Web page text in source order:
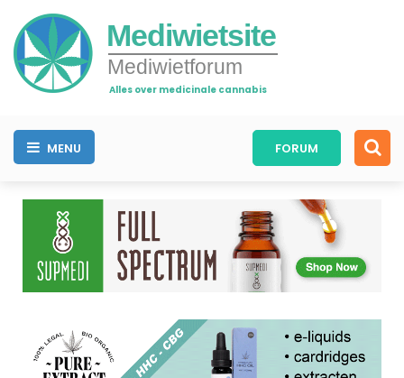
Mediwietsite
Mediwietforum
Alles over medicinale cannabis
MENU FORUM